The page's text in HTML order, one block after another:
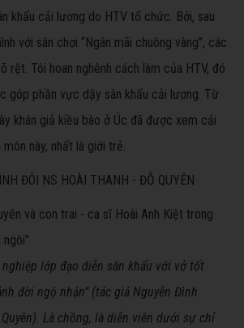
khấu cải lương do HTV tổ chức. Bởi, sau
với sân chơi “Ngân mãi chuông vàng”, các
rệt. Tôi hoan nghênh cách làm của HTV, đó
góp phần vực dậy sân khấu cải lương. Từ
khán giả kiều bào ở Úc đã được xem cải
này, nhất là giới trẻ.
và con trai - ca sĩ Hoài Anh Kiệt trong
ngôi"
nghiệp lớp đạo diễn sân khấu với vở tốt
đời ngộ nhận” (tác giả Nguyễn Đình
Là chồng, là diễn viên dưới sự chỉ